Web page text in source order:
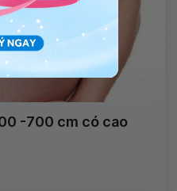
-700 cm có cao